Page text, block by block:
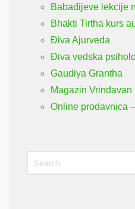
Babađijeve lekcije
Bhakti Tirtha kurs
Điva Ajurveda
Điva vedska
Gaudiya Grantha
Magazin Vrindavan
Online prodavnica